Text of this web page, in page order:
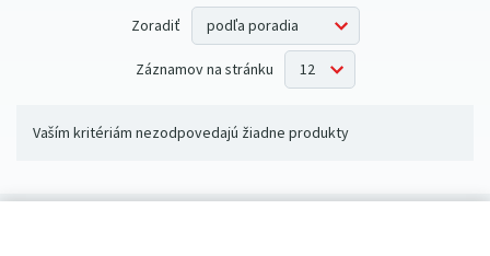
Zoradiť
Záznamov na stránku
Vaším kritériám nezodpovedajú žiadne produkty